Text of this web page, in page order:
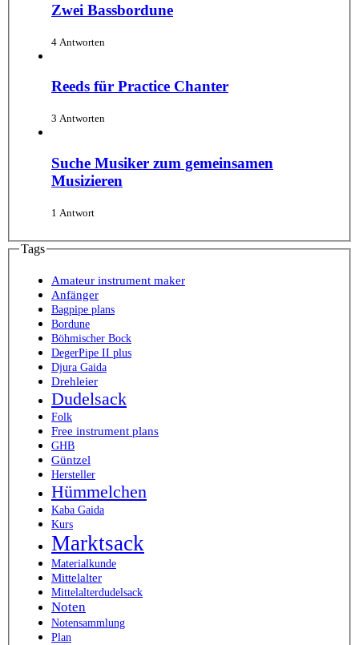
Zwei Bassbordune
4 Antworten
Reeds für Practice Chanter
3 Antworten
Suche Musiker zum gemeinsamen
Musizieren
1 Antwort
Tags
Amateur instrument maker
Anfänger
Bagpipe plans
Bordune
Böhmischer Bock
DegerPipe II plus
Djura Gaida
Drehleier
Dudelsack
Folk
Free instrument plans
GHB
Güntzel
Hersteller
Hümmelchen
Kaba Gaida
Kurs
Marktsack
Materialkunde
Mittelalter
Mittelalterdudelsack
Noten
Notensammlung
Plan